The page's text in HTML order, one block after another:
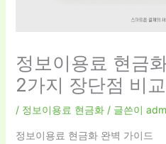
정보이용료 현금
2가지 장단점 비
/ 정보이용료 현금화/ 글쓴이
정보이용료 현금화 완벽 가이드